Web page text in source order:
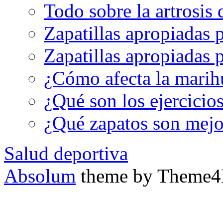
Todo sobre la artrosis
Zapatillas apropiadas
Zapatillas apropiadas
¿Cómo afecta la
¿Qué son los
¿Qué zapatos son
Salud deportiva
Absolum theme by